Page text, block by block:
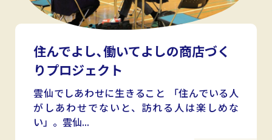
住んでよし､働いてよしの商店づく
りプロジェクト
雲仙でしあわせに生きること 「住んでいる人
がしあわせでないと、訪れる人は楽しめな
い」。雲仙...